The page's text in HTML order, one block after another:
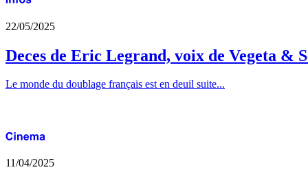
22/05/2025
Deces de Eric Legrand, voix de Vegeta &
Le monde du doublage français est en deuil suite...
11/04/2025